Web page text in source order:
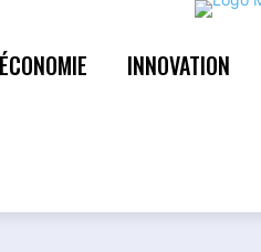
ÉCONOMIE INNOVATION